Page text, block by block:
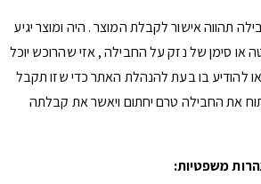
תהווה אישור לקבלת המוצר . היה ומוצר יגיע
סימן של נזק על החבילה , אזי שהרוכש יוכל
להודיע בו בעת להנהלת האתר כדי שזו תקבל
את החבילה טרם יחתום ויאשר את קבלתה
משפטיות: